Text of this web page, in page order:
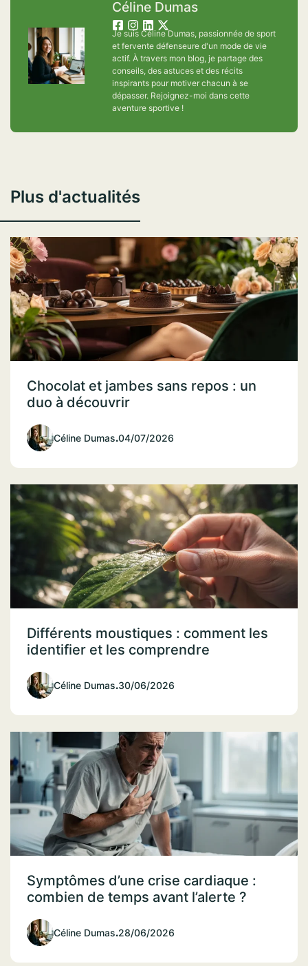
Céline Dumas
Je suis Céline Dumas, passionnée de sport
et fervente défenseure d'un mode de vie
actif. À travers mon blog, je partage des
conseils, des astuces et des récits
inspirants pour motiver chacun à se
dépasser. Rejoignez-moi dans cette
aventure sportive !
Plus d'actualités
Chocolat et jambes sans repos : un
duo à découvrir
Céline Dumas.04/07/2026
Différents moustiques : comment les
identifier et les comprendre
Céline Dumas.30/06/2026
Symptômes d’une crise cardiaque :
combien de temps avant l’alerte ?
Céline Dumas.28/06/2026